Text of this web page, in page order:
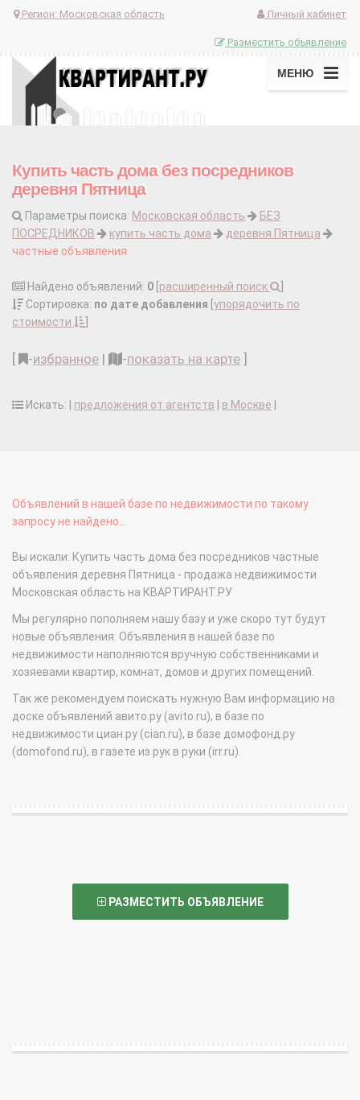
Регион: Московская область Личный кабинет
Разместить объявление
МЕНЮ
Купить часть дома без посредников
деревня Пятница
Параметры поиска: Московская область
БЕЗ
ПОСРЕДНИКОВ
купить часть дома
деревня Пятница
частные объявления
Найдено объявлений: 0 расширенный поиск
Сортировка: по дате добавления упорядочить по
стоимости
-избранное | -показать на карте
Искать: | предложения от агентств в Москве
Объявлений в нашей базе по недвижимости по такому
запросу не найдено...
Вы искали: Купить часть дома без посредников частные
объявления деревня Пятница - продажа недвижимости
Московская область на КВАРТИРАНТ.РУ
Мы регулярно пополняем нашу базу и уже скоро тут будут
новые объявления. Объявления в нашей базе по
недвижимости наполняются вручную собственниками и
хозяевами квартир, комнат, домов и других помещений.
Так же рекомендуем поискать нужную Вам информацию на
доске объявлений авито.ру (avito.ru), в базе по
недвижимости циан.ру (cian.ru), в базе домофонд.ру
(domofond.ru), в газете из рук в руки (irr.ru).
РАЗМЕСТИТЬ ОБЪЯВЛЕНИЕ